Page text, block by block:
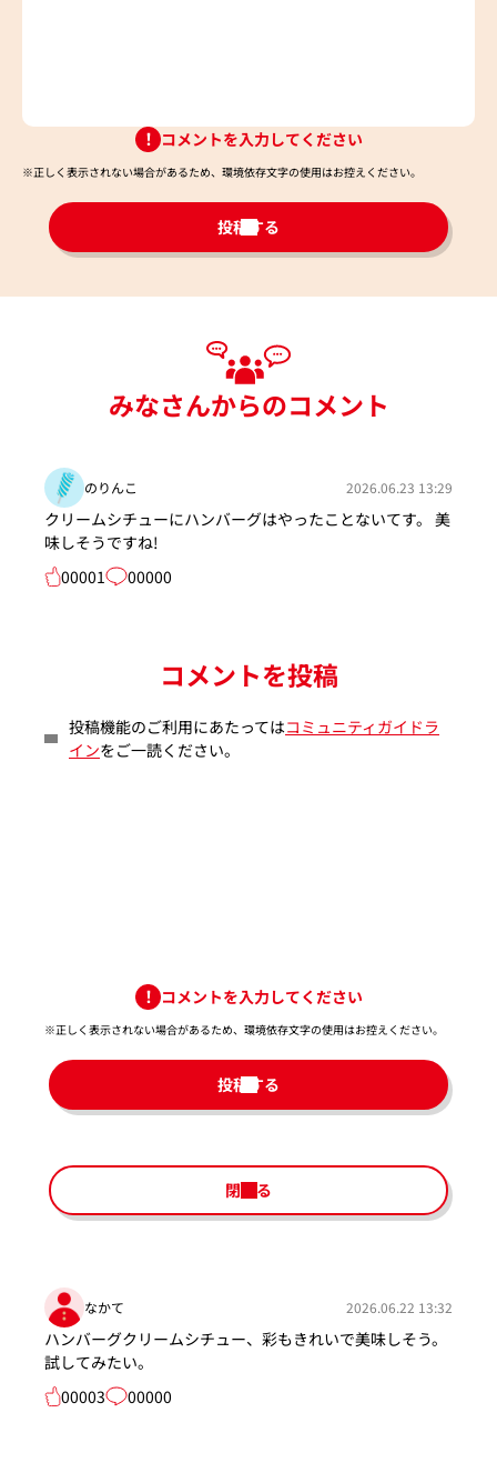
コメントを入力してください
※正しく表示されない場合があるため、環境依存文字の使用はお控えください。​
投稿する
みなさんからのコメント
のりんこ 2026.06.23 13:29
クリームシチューにハンバーグはやったことないてす。 美
味しそうですね!
00001
00000
コメントを投稿
投稿機能のご利用にあたってはコミュニティガイドラ
インをご一読ください。
コメントを入力してください
※正しく表示されない場合があるため、環境依存文字の使用はお控えください。​
投稿する
閉じる
なかて 2026.06.22 13:32
ハンバーグクリームシチュー、彩もきれいで美味しそう。
試してみたい。
00003
00000